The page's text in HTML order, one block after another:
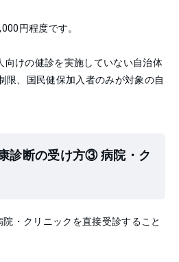
円程度です。
向けの健診を実施していない自治体
限、国民健保加入者のみが対象の自
診断の受け方③ 病院・ク
・クリニックを直接受診すること